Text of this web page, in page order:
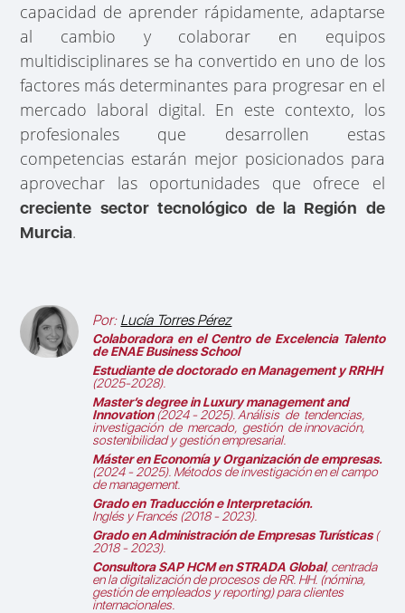
capacidad de aprender rápidamente, adaptarse
al cambio y colaborar en equipos
multidisciplinares se ha convertido en uno de los
factores más determinantes para progresar en el
mercado laboral digital. En este contexto, los
profesionales que desarrollen estas
competencias estarán mejor posicionados para
aprovechar las oportunidades que ofrece el
creciente sector tecnológico de la Región de
Murcia.
Por: Lucía Torres Pérez
Colaboradora en elCentro de Excelencia Talento
de ENAE Business School
Estudiante de doctorado en Management y RRHH
(2025-2028).
Master’s degree in Luxury management and
Innovation(2024 - 2025). Análisis de tendencias,
investigación de mercado, gestión de innovación,
sostenibilidad y gestión empresarial.
Máster en Economía y Organización de empresas.
(2024 - 2025). Métodos de investigación en el campo
de management.
Grado en Traducción e Interpretación.
Inglés y Francés (2018 - 2023).
Grado en Administración de Empresas Turísticas(
2018 - 2023).
Consultora SAP HCM en STRADA Global, centrada
en la digitalización de procesos de RR. HH. (nómina,
gestión de empleados y reporting) para clientes
internacionales.